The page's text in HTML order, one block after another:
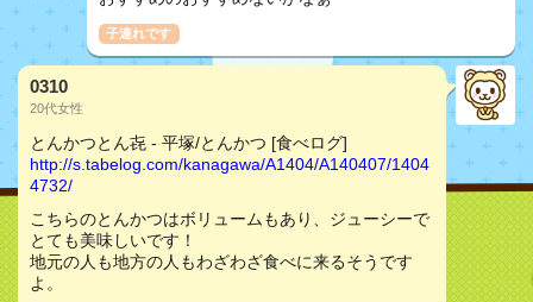
子連れです
0310
20代女性
とんかつとん㐂 - 平塚/とんかつ [食べログ]
http://s.tabelog.com/kanagawa/A1404/A140407/1404
4732/
こちらのとんかつはボリュームもあり、ジューシーで
とても美味しいです！
地元の人も地方の人もわざわざ食べに来るそうです
よ。